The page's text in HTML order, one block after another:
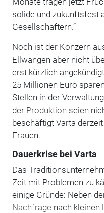
solide und zukunftsfest
Gesellschaftern.“
Noch ist der Konzern
Ellwangen aber nicht
erst kürzlich
25 Millionen Euro
Stellen in der
der Produktion seien
beschäftigt Varta
Frauen.
Dauerkrise bei Varta
Das
Zeit mit Problemen zu
einige Gründe: Neben
Nachfrage nach kleinen